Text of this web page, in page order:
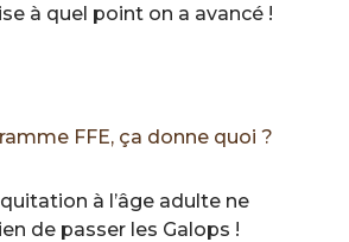
à quel point on a avancé !
FFE, ça donne quoi ?
à l’âge adulte ne
de passer les Galops !